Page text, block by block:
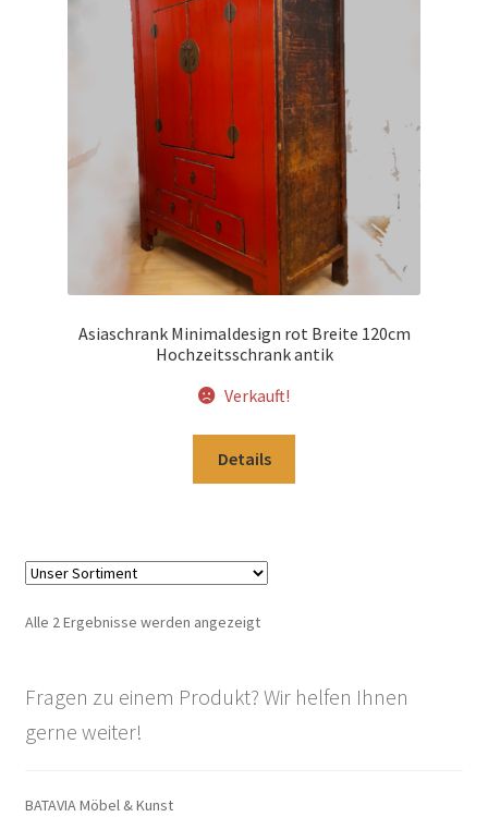
Wohnzimmertisch mit Stühlen
Zahlungsarten
Asiaschrank Minimaldesign rot Breite 120cm
Hochzeitsschrank antik
Verkauft!
Details
Alle 2 Ergebnisse werden angezeigt
Fragen zu einem Produkt? Wir helfen Ihnen
gerne weiter!
BATAVIA Möbel & Kunst